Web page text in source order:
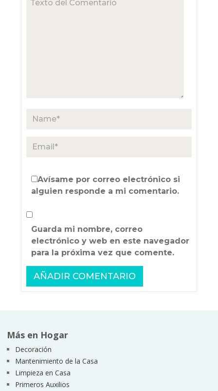
Avísame por correo electrónico si
alguien responde a mi comentario.
Guarda mi nombre, correo
electrónico y web en este navegador
para la próxima vez que comente.
Más en Hogar
Decoración
Mantenimiento de la Casa
Limpieza en Casa
Primeros Auxilios